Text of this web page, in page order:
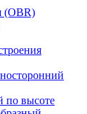
(OBR)
по высоте